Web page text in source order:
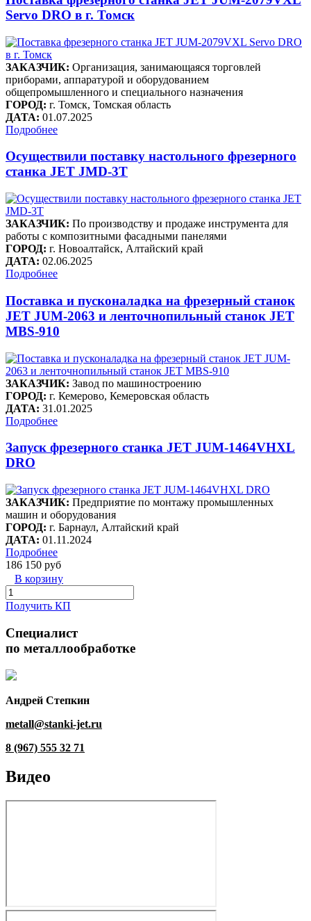
Servo DRO в г. Томск
ЗАКАЗЧИК: Организация, занимающаяся торговлей
приборами, аппаратурой и оборудованием
общепромышленного и специального назначения
ГОРОД: г. Томск, Томская область
ДАТА: 01.07.2025
Подробнее
Осуществили поставку настольного фрезерного
станка JET JMD-3T
ЗАКАЗЧИК: По производству и продаже инструмента для
работы с композитными фасадными панелями
ГОРОД: г. Новоалтайск, Алтайский край
ДАТА: 02.06.2025
Подробнее
Поставка и пусконаладка на фрезерный станок
JET JUM-2063 и ленточнопильный станок JET
MBS-910
ЗАКАЗЧИК: Завод по машиностроению
ГОРОД: г. Кемерово, Кемеровская область
ДАТА: 31.01.2025
Подробнее
Запуск фрезерного станка JET JUM-1464VHXL
DRO
ЗАКАЗЧИК: Предприятие по монтажу промышленных
машин и оборудования
ГОРОД: г. Барнаул, Алтайский край
ДАТА: 01.11.2024
Подробнее
186 150 руб
В корзину
Получить КП
Специалист
по металлообработке
Андрей Степкин
metall@stanki-jet.ru
8 (967) 555 32 71
Видео